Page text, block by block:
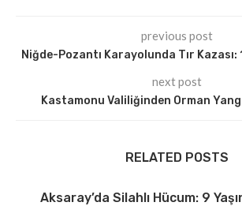
previous post
Niğde-Pozantı Karayolunda Tır Kazası:
next post
Kastamonu Valiliğinden Orman
RELATED POSTS
Aksaray’da Silahlı Hücum: 9